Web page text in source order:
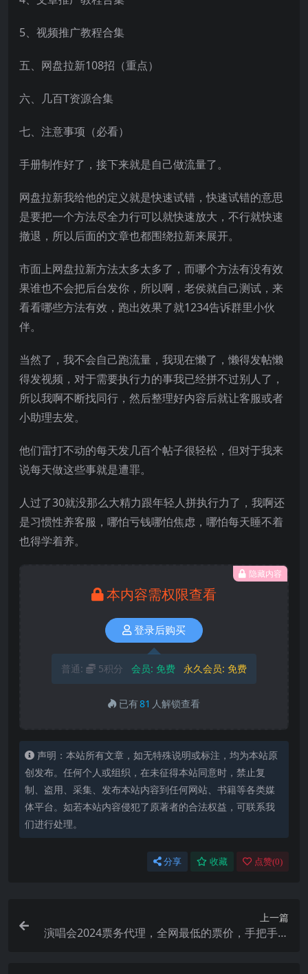
5、视频推广教程合集
五、网盘拉新108招（重点）
六、几百T资源合集
七、注意事项（必看）
手册制作好了，接下来就是自己做流量了。
网盘拉新我给他的定义就是快速试错，快速试错的意思
是要把一个方法尽全力行可以就快速放大，不行就快速
撤退，所以后面的文章也都围绕拉新来展开。
市面上网盘拉新方法太多太多了，而哪个方法有没有效
果谁也不会把后台发你，所以啊，老侯就自己测试，来
看看哪些方法有效，跑出效果了就1234告诉群里小伙
伴。
当然了，我不会自己跑流量，我现在懒了，懒得发帖懒
得发视频，对于需要执行力的事我已经拼不过别人了，
所以我啊不断找同行，然后整理好内容后就让客服或者
小助理去发。
他们雷打不动的每天发几百个帖子很轻松，但对于我来
说每天做这些事就是遭罪。
人过了30就没那么大精力跟年轻人拼执行力了，我啊还
是习惯性养客服，哪怕亏钱哪怕焦虑，哪怕每天睡不着
也得学着养。
隐藏内容
本内容需权限查看
登录后购买
普通: 5积分 会员: 免费 永久会员: 免费
已有81 人解锁查看
声明：本站所有文章，如无特殊说明或标注，均为本站原
创发布。任何个人或组织，在未征得本站同意时，禁止复
制、盗用、采集、发布本站内容到任何网站、书籍等各类媒
体平台。如若本站内容侵犯了原著者的合法权益，可联系我
们进行处理。
分享 收藏 点赞(0)
上一篇
演唱会2024票务代理，全网最低的票价，手把手教